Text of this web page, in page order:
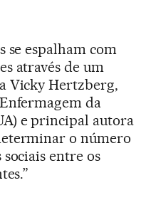
se espalham com
através de um
Vicky Hertzberg,
da
e principal autora
o número
entre os